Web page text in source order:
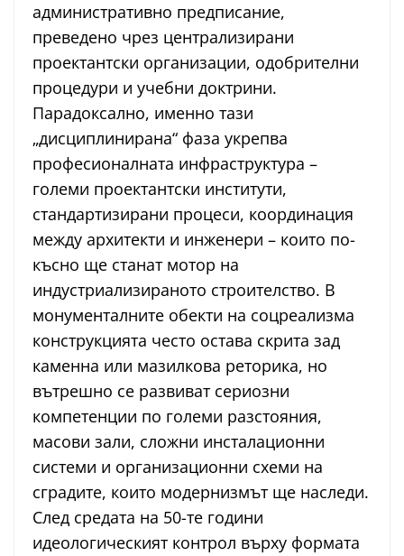
административно предписание,
преведено чрез централизирани
проектантски организации, одобрителни
процедури и учебни доктрини.
Парадоксално, именно тази
„дисциплинирана“ фаза укрепва
професионалната инфраструктура –
големи проектантски институти,
стандартизирани процеси, координация
между архитекти и инженери – които по-
късно ще станат мотор на
индустриализираното строителство. В
монументалните обекти на соцреализма
конструкцията често остава скрита зад
каменна или мазилкова реторика, но
вътрешно се развиват сериозни
компетенции по големи разстояния,
масови зали, сложни инсталационни
системи и организационни схеми на
сградите, които модернизмът ще наследи.
След средата на 50-те години
идеологическият контрол върху формата